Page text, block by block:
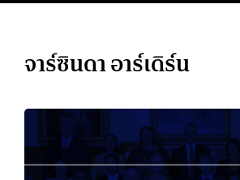
จาร์ซินดา อาร์เดิร์น